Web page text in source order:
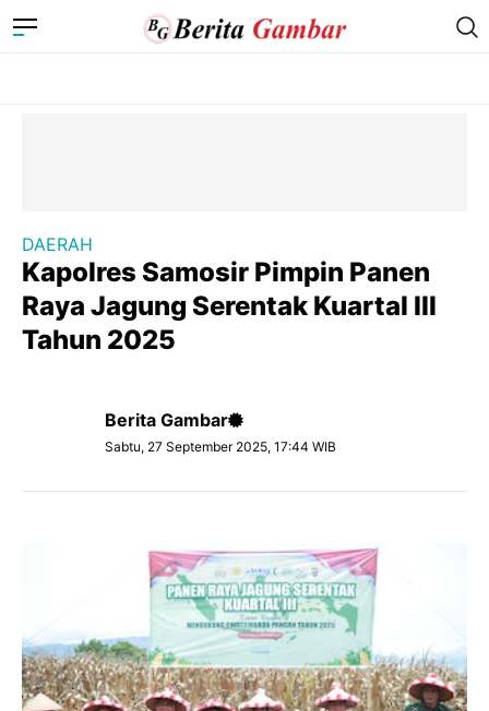
DAERAH
Kapolres Samosir Pimpin Panen
Raya Jagung Serentak Kuartal III
Tahun 2025
Berita Gambar
Sabtu, 27 September 2025, 17:44 WIB